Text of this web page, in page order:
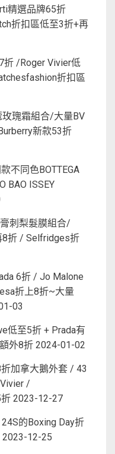
精選品牌65折
折扣區低至3折+再
折 /Roger Vivier低
折扣區
瑰霜組合/大量BV
新款53折
不同色BOTTEGA
BAO ISSEY
刺梨髮膜組合/
8折 / Selfridges折
6折 / Jo Malone
折上8折~大量
03
低至5折 + Prada有
外8折 2024-01-02
加拿大鵝外套 / 43
/
2023-12-27
的Boxing Day折
2023-12-25